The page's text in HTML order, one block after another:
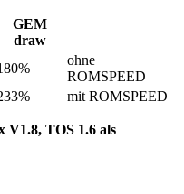
GEM
draw
ohne
ROMSPEED
mit ROMSPEED
V1.8, TOS 1.6 als